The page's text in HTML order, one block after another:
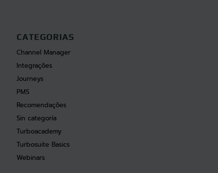
CATEGORIAS
Channel Manager
Integrações
Journeys
PMS
Recomendações
Sin categoría
Turboacademy
Turbosuite Basics
Webinars